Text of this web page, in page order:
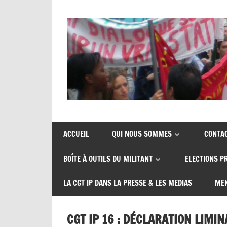
CGT
insertion
probation
de
syndicats
insertion
ACCUEIL QUI NOUS SOMMES
BOÎTE À OUTILS DU MILITANT ELECTIONS
LA CGT IP DANS LA PRESSE & LES MEDIAS
CGT IP 16 : DÉCLARATION